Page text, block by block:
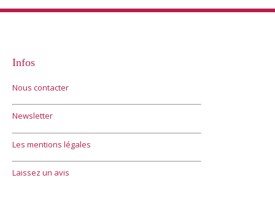
Infos
Nous contacter
Newsletter
Les mentions légales
Laissez un avis